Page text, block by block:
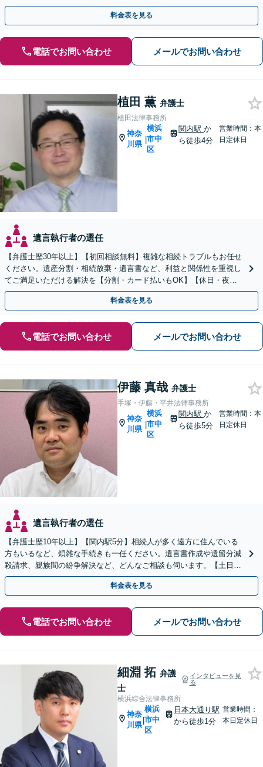
や遺留分問題も実績豊富【夜間や休日相談も対応可能】
料金表を見る
電話でお問い合わせ メールでお問い合わせ
植田 薫 弁護士
植田法律事務所
神奈
川県
|
横浜
市中
区
関内駅 か
ら徒歩4分
営業時間：本
日定休日
遺言執行者の選任
【弁護士歴30年以上】【初回相談無料】複雑な相続トラブルもお任せ
ください。遺産分割・相続放棄・遺言書など、利益と関係性を重視し
てご満足いただける解決を【分割・カード払いもOK】【休日・夜間
面談可】【電話・メール・ビデオ面談可】【関内駅4分】
料金表を見る
電話でお問い合わせ メールでお問い合わせ
伊藤 真哉 弁護士
手塚・伊藤・平井法律事務所
神奈
川県
|
横浜
市中
区
関内駅 か
ら徒歩5分
営業時間：本
日定休日
遺言執行者の選任
【弁護士歴10年以上】【関内駅5分】相続人が多く遠方に住んでいる
方もいるなど、煩雑な手続きも一任ください。遺言書作成や遺留分減
殺請求、親族間の紛争解決など、どんなご相談も伺います。【土日対
応可能】【子連れ相談可】
料金表を見る
電話でお問い合わせ メールでお問い合わせ
細淵 拓 弁護
士
インタビューを見
る
横浜綜合法律事務所
神奈
川県
|
横浜
市中
区
日本大通り駅
から徒歩1分
営業時間：
本日定休日